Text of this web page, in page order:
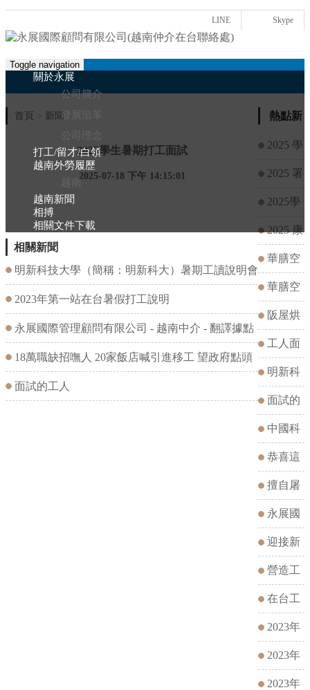
LINE Skype
Toggle navigation
關於永展
公司簡介
發展沿革
公司理念
打工/留才/白領
越南外勞履歷
越南
越南新聞
相搏
相關文件下載
首頁 > 新聞
2025學生暑期打工面試
2025-07-18 下午 14:15:01
相關新聞
明新科技大學（簡稱：明新科大）暑期工讀說明會
2023年第一站在台暑假打工說明
永展國際管理顧問有限公司 - 越南中介 - 翻譯據點
18萬職缺招嘸人 20家飯店喊引進移工 望政府點頭
面試的工人
熱點新
2025 學
生打工
（桃園川
門子餐
廳）
2025 署
期打工
(台北101
餐廳）
2025學
生暑期打
工面試
2025 康
軒文教
（龍潭物
流中心）
學生署期
打工
華膳空
廚2024年
暑假工讀
華膳空
廚2024年
寒假工讀
阪屋烘
焙2024年
寒假工讀
工人面
試合影留
念
明新科
技大學
（簡稱：
明新科
大）暑期
工讀說明
會
面試的
工人中國科
計技大學
112年學
生工讀說
明會
恭喜這
幾位中選
朋友、雇
主視訊挑
工，預祝
在台工作
順利
擅自屠
宰家禽-
最高罰款
50萬新台
幣
永展國
際管理顧
問有限公
司 - 越南
中介 - 翻
譯據點
迎接新
一批營造
工
營造工
在台工
人工作環
境
2023年
在台暑假
工讀生職
2023年
第三站在
2023年